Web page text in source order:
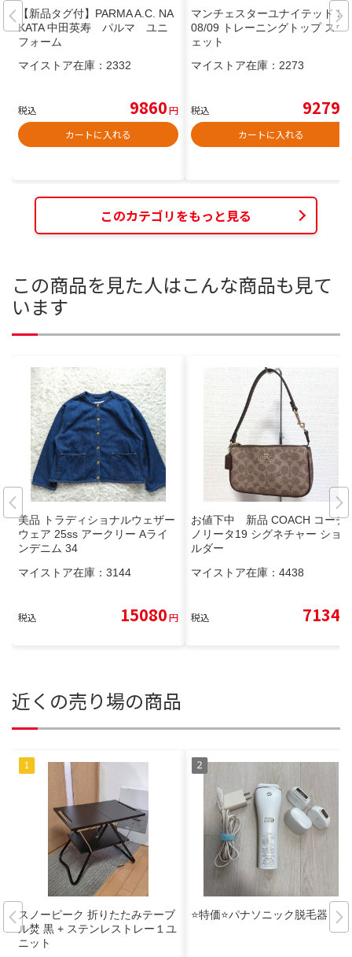
【新品タグ付】PARMA A.C. NA
KATA 中田英寿 パルマ ユニ
フォーム
マイストア在庫： 2332
税込 9860円
カートに入れる
マンチェスターユナイテッド 20
08/09 トレーニングトップ スウ
ェット
マイストア在庫： 2273
税込 9279
カートに入れる
このカテゴリをもっと見る
この商品を見た人はこんな商品も見て
います
美品 トラディショナルウェザー
ウェア 25ss アークリー Aライ
ンデニム 34
マイストア在庫： 3144
税込 15080円
お値下中 新品 COACH コーチ
ノリータ19 シグネチャー ショ
ルダー
マイストア在庫： 4438
税込 7134
近くの売り場の商品
スノーピーク 折りたたみテーブ
ル焚 黒 + ステンレストレー１ユ
ニット
⭐️特価⭐️パナソニック脱毛器